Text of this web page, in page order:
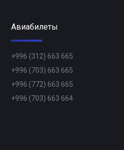
Авиабилеты
+996 (312) 663 665
+996 (703) 663 665
+996 (772) 663 665
+996 (703) 663 664